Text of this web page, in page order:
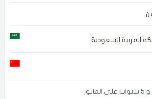
العربية السعودية